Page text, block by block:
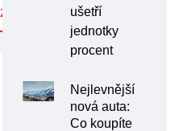
ZOBRAZIT
ušetří
jednotky
procent
Nejlevnější
nová auta:
Co koupíte